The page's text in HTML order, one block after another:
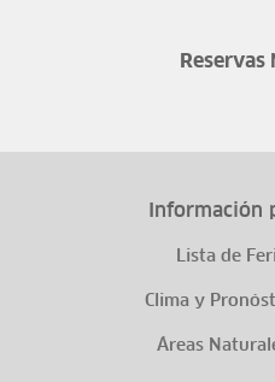
Reservas
Información
Lista de
Clima y
Áreas